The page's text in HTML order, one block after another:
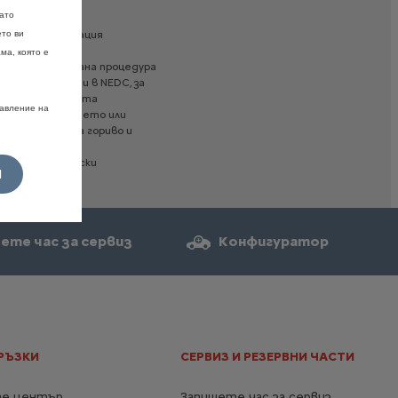
информация
хармонизирана процедура
преобразувани в NEDC, за
най-новата
оборудването или
на гориво и
нови
пътнически
час за сервиз Конфигуратор
СЕРВИЗ И РЕЗЕРВНИ ЧАСТИ
ви
която е
на